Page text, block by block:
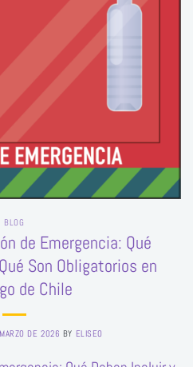
BLOG
de Emergencia: Qué
Son Obligatorios en
de Chile
DE 2026 BY ELISEO